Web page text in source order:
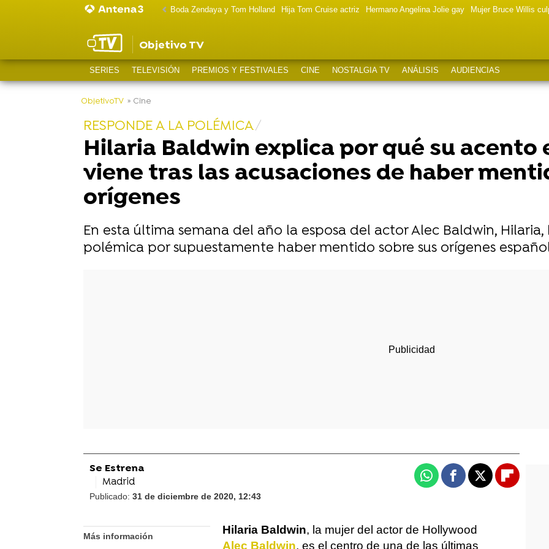
Boda Zendaya y Tom Holland Hija Tom Cruise actriz Hermano Angelina Jolie gay Mujer Bruce Willis
Objetivo TV
SERIES TELEVISIÓN PREMIOS Y FESTIVALES CINE NOSTALGIA TV ANÁLISIS AUDIENCIAS
-
ObjetivoTV » Cine
RESPONDE A LA POLÉMICA
Hilaria Baldwin explica por qué su acento
viene tras las acusaciones de haber
orígenes
En esta última semana del año la esposa del actor Alec Baldwin,
polémica por supuestamente haber mentido sobre sus orígenes
Se Estrena
Madrid
Publicado: 31 de diciembre de 2020, 12:43
WhatsappFacebook
X
Más información Hilaria Baldwin, la mujer del actor de Hollywood
Alec Baldwin, es el centro de una de las últimas